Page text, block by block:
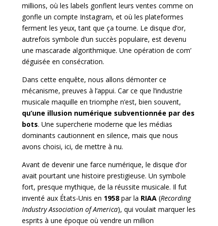
millions, où les labels gonflent leurs ventes comme on
gonfle un compte Instagram, et où les plateformes
ferment les yeux, tant que ça tourne. Le disque d’or,
autrefois symbole d’un succès populaire, est devenu
une mascarade algorithmique. Une opération de com’
déguisée en consécration.
Dans cette enquête, nous allons démonter ce
mécanisme, preuves à l’appui. Car ce que l’industrie
musicale maquille en triomphe n’est, bien souvent,
qu’une illusion numérique subventionnée par des
bots. Une supercherie moderne que les médias
dominants cautionnent en silence, mais que nous
avons choisi, ici, de mettre à nu.
Avant de devenir une farce numérique, le disque d’or
avait pourtant une histoire prestigieuse. Un symbole
fort, presque mythique, de la réussite musicale. Il fut
inventé aux États-Unis en 1958par la RIAA(Recording
Industry Association of America), qui voulait marquer les
esprits à une époque où vendre un million